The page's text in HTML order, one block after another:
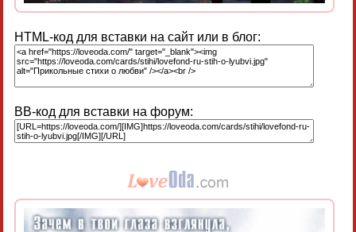
HTML-код для вставки на сайт или в блог:
BB-код для вставки на форум: